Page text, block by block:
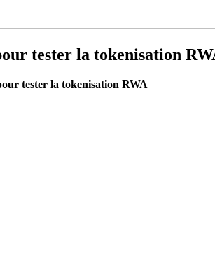
tester la tokenisation
tester la tokenisation RWA